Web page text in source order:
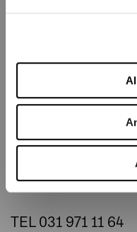
Von Dienstag bis
Le
Theaterabend
ausklingen lassen.
TEL 031 971 11 64